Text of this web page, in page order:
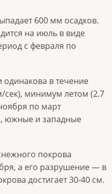
600 мм осадков.
на июль в виде
с февраля по
одинакова в течение
сек), минимум летом (2.7
по март
южные и западные
покрова
а его разрушение — в
достигает 30-40 см.